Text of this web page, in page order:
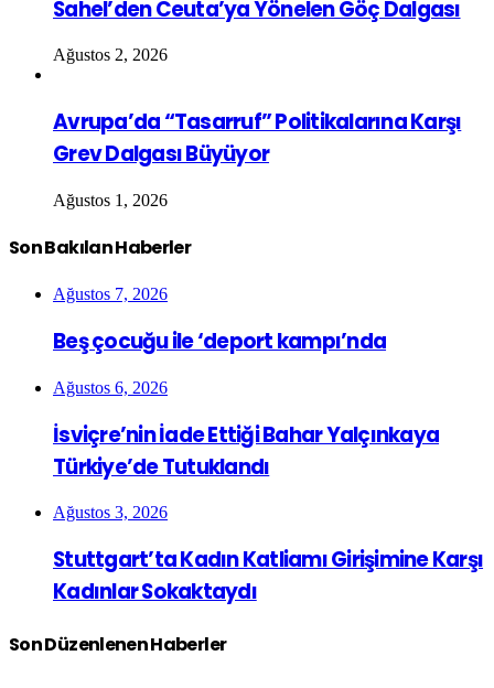
Sahel’den Ceuta’ya Yönelen Göç Dalgası
Ağustos 2, 2026
Avrupa’da “Tasarruf” Politikalarına Karşı
Grev Dalgası Büyüyor
Ağustos 1, 2026
Son Bakılan Haberler
Ağustos 7, 2026
Beş çocuğu ile ‘deport kampı’nda
Ağustos 6, 2026
İsviçre’nin İade Ettiği Bahar Yalçınkaya
Türkiye’de Tutuklandı
Ağustos 3, 2026
Stuttgart’ta Kadın Katliamı Girişimine Karşı
Kadınlar Sokaktaydı
Son Düzenlenen Haberler